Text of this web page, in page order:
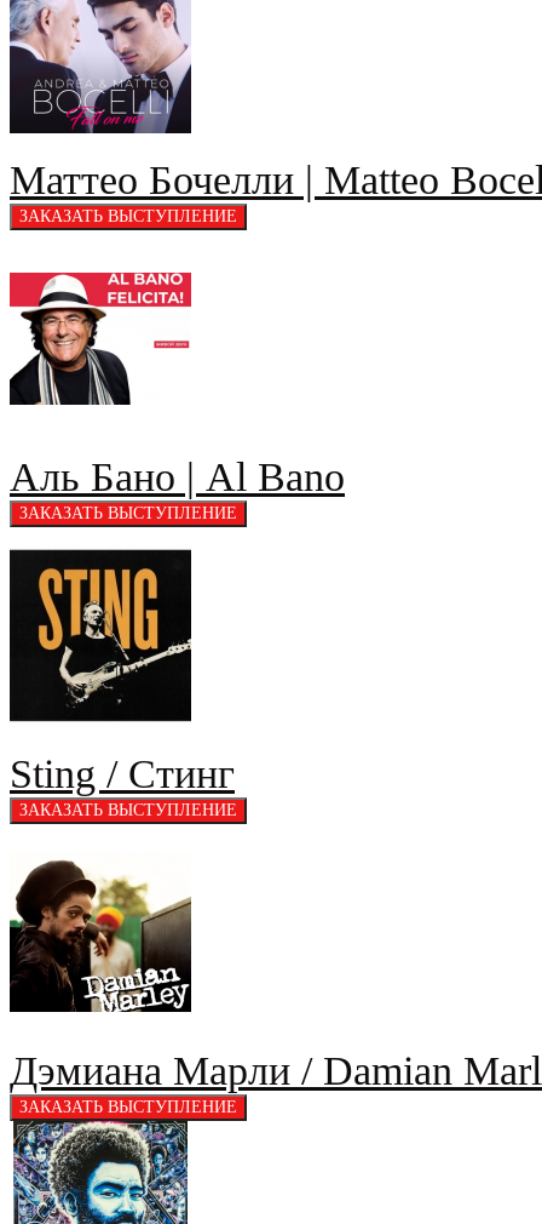
Маттео Бочелли | Matteo
Аль Бано | Al Bano
Sting / Стинг
Дэмиана Марли / Damian